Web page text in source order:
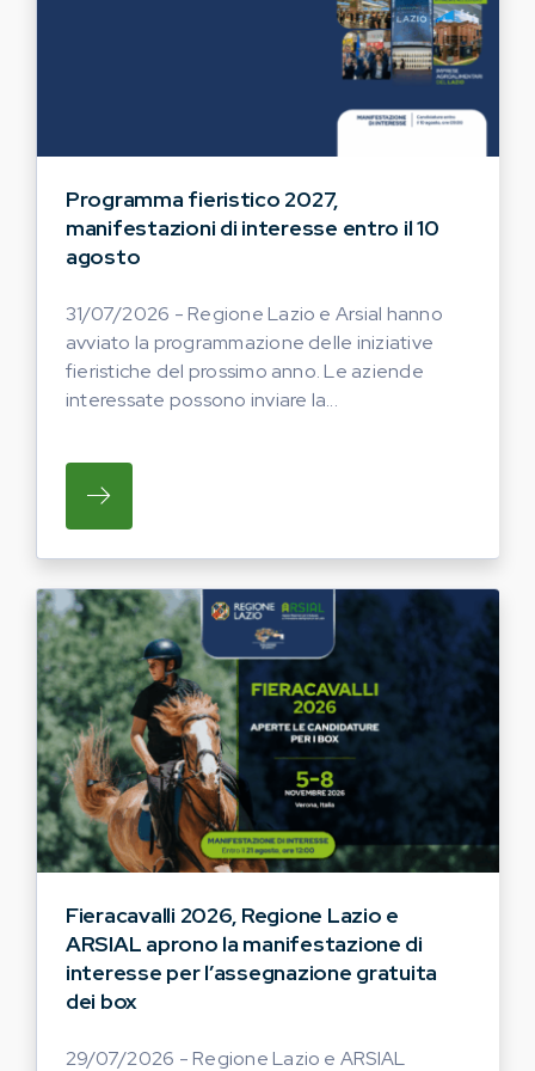
Programma fieristico 2027,
manifestazioni di interesse entro il 10
agosto
31/07/2026 - Regione Lazio e Arsial hanno
avviato la programmazione delle iniziative
fieristiche del prossimo anno. Le aziende
interessate possono inviare la...
SU REGIONE LAZIO E ARSIAL HANNO
Fieracavalli 2026, Regione Lazio e
ARSIAL aprono la manifestazione di
interesse per l’assegnazione gratuita
dei box
29/07/2026 - Regione Lazio e ARSIAL